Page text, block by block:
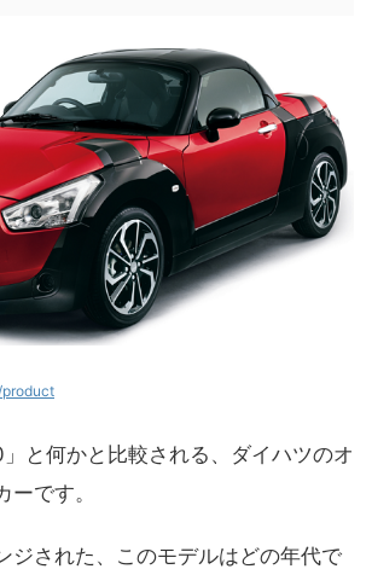
と何かと比較される、ダイハツのオ
ーです。
ジされた、このモデルはどの年代で